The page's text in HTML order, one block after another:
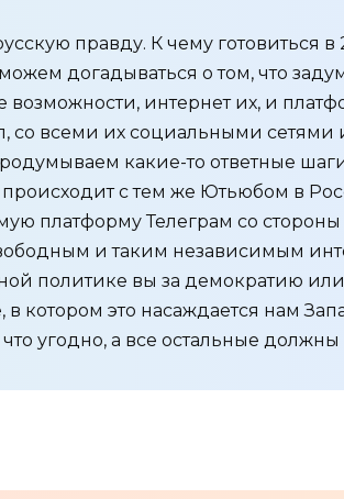
правду. К чему готовиться
догадываться о том, что
возможности, интернет их, и
со всеми их социальными
какие-то ответные
с тем же Ютьюбом в
платформу Телеграм со
и таким независимым
политике вы за демократию или
котором это насаждается нам
угодно, а все остальные